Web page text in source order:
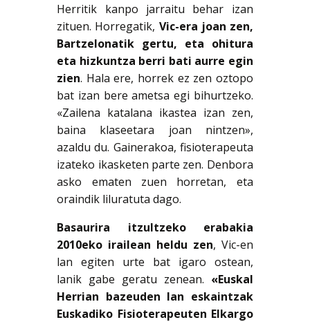
Herritik kanpo jarraitu behar izan
zituen. Horregatik, Vic-era joan zen,
Bartzelonatik gertu, eta ohitura
eta hizkuntza berri bati aurre egin
zien. Hala ere, horrek ez zen oztopo
bat izan bere ametsa egi bihurtzeko.
«Zailena katalana ikastea izan zen,
baina klaseetara joan nintzen»,
azaldu du. Gainerakoa, fisioterapeuta
izateko ikasketen parte zen. Denbora
asko ematen zuen horretan, eta
oraindik liluratuta dago.
Basaurira itzultzeko erabakia
2010eko irailean heldu zen, Vic-en
lan egiten urte bat igaro ostean,
lanik gabe geratu zenean. «Euskal
Herrian bazeuden lan eskaintzak
Euskadiko Fisioterapeuten Elkargo